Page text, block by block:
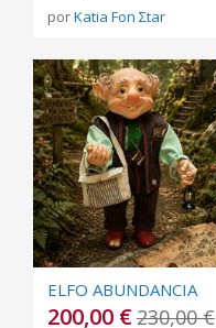
porKatia Fon Σtar
ELFO ABUNDANCIA
200,00 €230,00 €